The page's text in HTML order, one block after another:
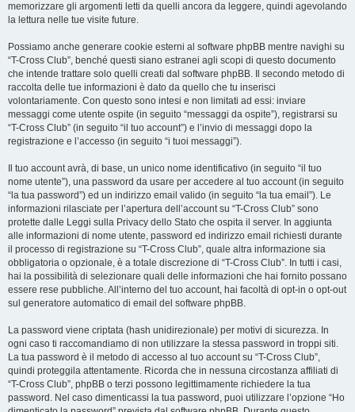
memorizzare gli argomenti letti da quelli ancora da leggere, quindi agevolando
la lettura nelle tue visite future.
Possiamo anche generare cookie esterni al software phpBB mentre navighi su
“T-Cross Club”, benché questi siano estranei agli scopi di questo documento
che intende trattare solo quelli creati dal software phpBB. Il secondo metodo di
raccolta delle tue informazioni è dato da quello che tu inserisci
volontariamente. Con questo sono intesi e non limitati ad essi: inviare
messaggi come utente ospite (in seguito “messaggi da ospite”), registrarsi su
“T-Cross Club” (in seguito “il tuo account”) e l’invio di messaggi dopo la
registrazione e l’accesso (in seguito “i tuoi messaggi”).
Il tuo account avrà, di base, un unico nome identificativo (in seguito “il tuo
nome utente”), una password da usare per accedere al tuo account (in seguito
“la tua password”) ed un indirizzo email valido (in seguito “la tua email”). Le
informazioni rilasciate per l’apertura dell’account su “T-Cross Club” sono
protette dalle Leggi sulla Privacy dello Stato che ospita il server. In aggiunta
alle informazioni di nome utente, password ed indirizzo email richiesti durante
il processo di registrazione su “T-Cross Club”, quale altra informazione sia
obbligatoria o opzionale, è a totale discrezione di “T-Cross Club”. In tutti i casi,
hai la possibilità di selezionare quali delle informazioni che hai fornito possano
essere rese pubbliche. All’interno del tuo account, hai facoltà di opt-in o opt-out
sul generatore automatico di email del software phpBB.
La password viene criptata (hash unidirezionale) per motivi di sicurezza. In
ogni caso ti raccomandiamo di non utilizzare la stessa password in troppi siti.
La tua password è il metodo di accesso al tuo account su “T-Cross Club”,
quindi proteggila attentamente. Ricorda che in nessuna circostanza affiliati di
“T-Cross Club”, phpBB o terzi possono legittimamente richiedere la tua
password. Nel caso dimenticassi la tua password, puoi utilizzare l’opzione “Ho